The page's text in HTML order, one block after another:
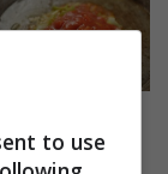
to use